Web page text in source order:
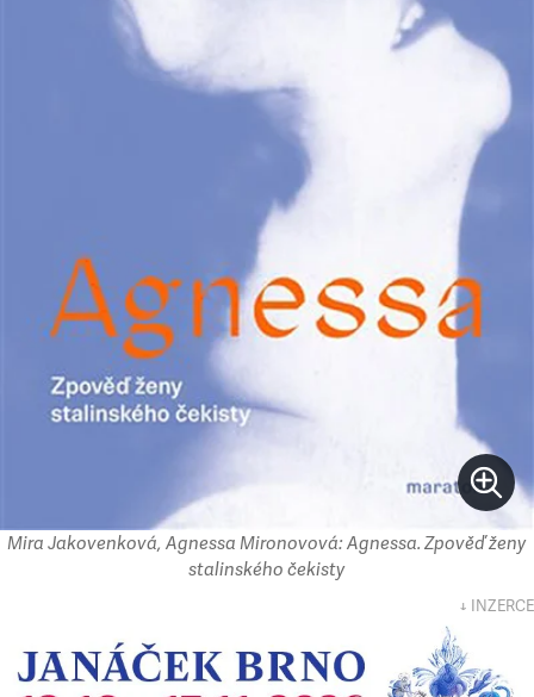
Mira Jakovenková, Agnessa Mironovová: Agnessa. Zpověď ženy
stalinského čekisty
↓ INZERCE